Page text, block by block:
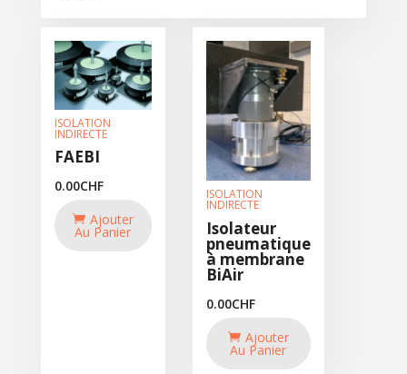
ISOLATION
INDIRECTE
FAEBI
0.00CHF
Ajouter
Au Panier
ISOLATION
INDIRECTE
Isolateur
pneumatique
à membrane
BiAir
0.00CHF
Ajouter
Au Panier